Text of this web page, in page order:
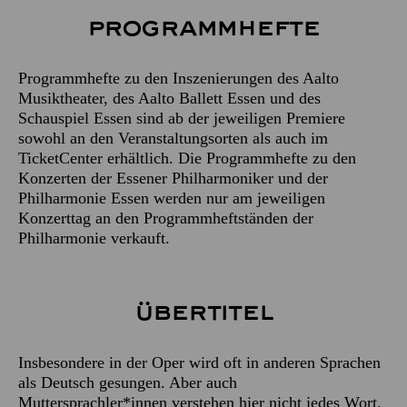
Programm­hefte
Programmhefte zu den Inszenierungen des Aalto
Musiktheater, des Aalto Ballett Essen und des
Schauspiel Essen sind ab der jeweiligen Premiere
sowohl an den Veranstaltungsorten als auch im
TicketCenter erhältlich. Die Programmhefte zu den
Konzerten der Essener Philharmoniker und der
Philharmonie Essen werden nur am jeweiligen
Konzerttag an den Programmheftständen der
Philharmonie verkauft.
Über­titel
Insbesondere in der Oper wird oft in anderen Sprachen
als Deutsch gesungen. Aber auch
Muttersprachler*innen verstehen hier nicht jedes Wort.